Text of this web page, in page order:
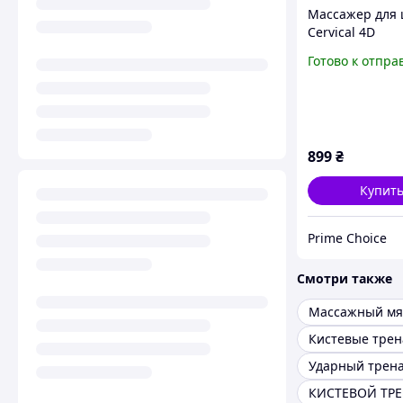
Массажер для
Cervical 4D
роликовый
Готово к
899₴
Купить
Prime Choice
Смотри также
Кистевые
Ударный